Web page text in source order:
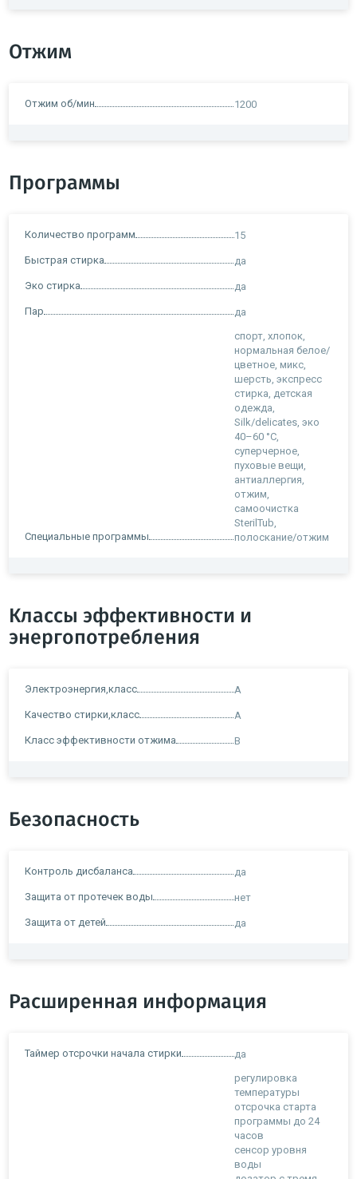
Отжим
Отжим об/мин 1200
Программы
Количество программ 15
Быстрая стирка да
Эко стирка да
Пар да
Специальные программы
спорт, хлопок,
нормальная белое/
цветное, микс,
шерсть, экспресс
стирка, детская
одежда,
Silk/delicates, эко
40–60 °C,
суперчерное,
пуховые вещи,
антиаллергия,
отжим,
самоочистка
SterilTub,
полоскание/отжим
Классы эффективности и
энергопотребления
Электроэнергия,класс A
Качество стирки,класс A
Класс эффективности отжима B
Безопасность
Контроль дисбаланса да
Защита от протечек воды нет
Защита от детей да
Расширенная информация
Таймер отсрочки начала стирки да
регулировка
температуры
отсрочка старта
программы до 24
часов
сенсор уровня
воды